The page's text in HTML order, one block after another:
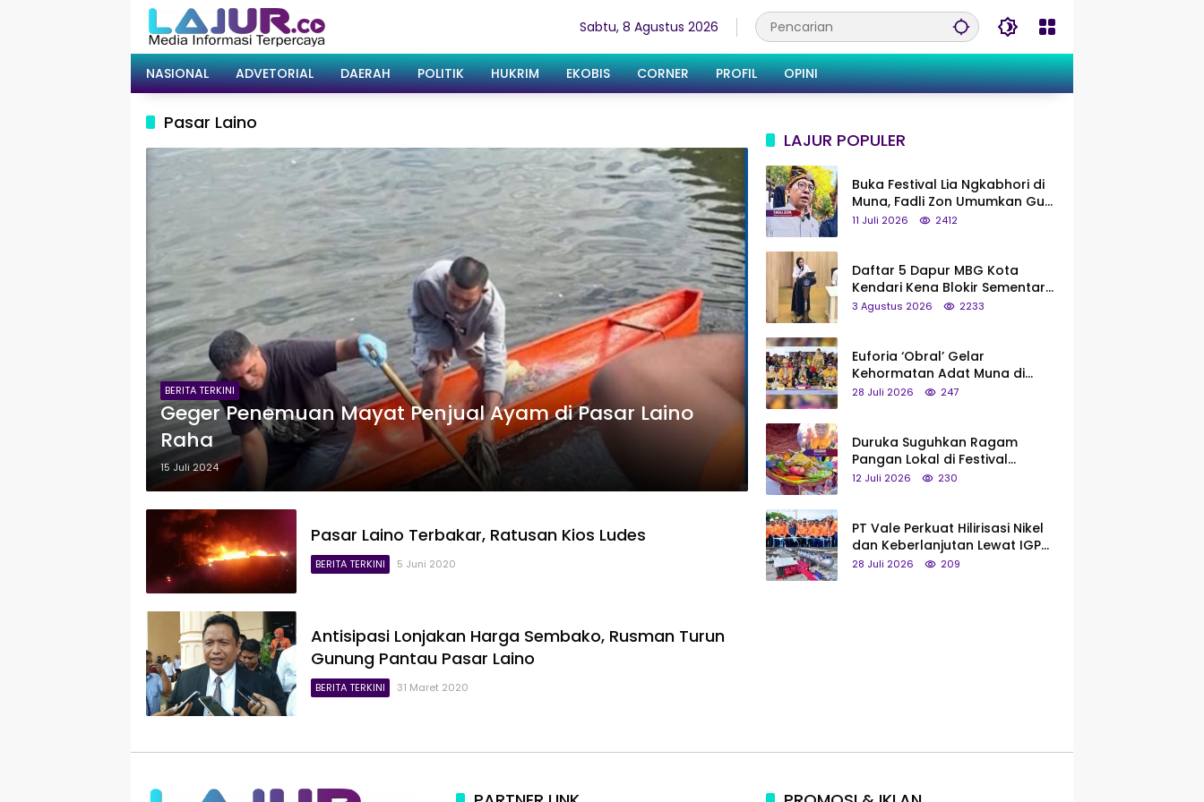
Sabtu, 8 Agustus 2026
NASIONAL ADVETORIAL DAERAH POLITIK HUKRIM EKOBIS CORNER PROFIL OPINI
Pasar Laino
BERITA TERKINI
Geger Penemuan Mayat Penjual Ayam di Pasar Laino
Raha
15 Juli 2024
Pasar Laino Terbakar, Ratusan Kios Ludes
BERITA TERKINI 5 Juni 2020
Antisipasi Lonjakan Harga Sembako, Rusman Turun
Gunung Pantau Pasar Laino
BERITA TERKINI 31 Maret 2020
LAJUR POPULER
Buka Festival Lia Ngkabhori di
Muna, Fadli Zon Umumkan Gua
Metanduno Segera Naik Status
11 Juli 2026 2412
Daftar 5 Dapur MBG Kota
Kendari Kena Blokir Sementara
dari Pusat
3 Agustus 2026 2233
Euforia ‘Obral’ Gelar
Kehormatan Adat Muna di
Silaturahmi KKMM, Ridwan Bae:
28 Juli 2026 247
Duruka Suguhkan Ragam
Pangan Lokal di Festival
Liangkobhori, Dari Umbi Rebus
12 Juli 2026 230
PT Vale Perkuat Hilirisasi Nikel
dan Keberlanjutan Lewat IGP
Morowali
28 Juli 2026 209